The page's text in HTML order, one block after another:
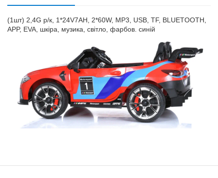
(1шт) 2,4G р/к, 1*24V7AH, 2*60W, MP3, USB, TF, BLUETOOTH,
APP, EVA, шкіра, музика, світло, фарбов. синій